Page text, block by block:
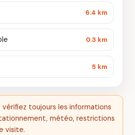
6.4 km
0.3 km
5 km
vérifiez toujours les informations
météo, restrictions
visite.